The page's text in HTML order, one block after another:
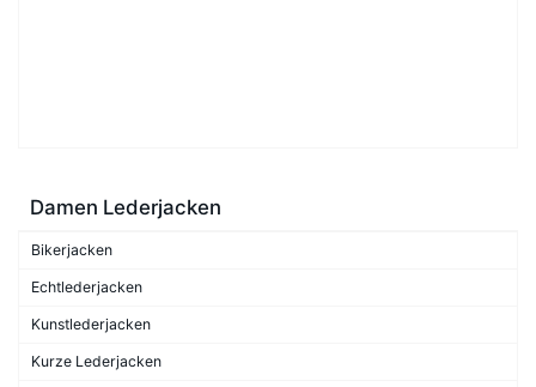
Damen Lederjacken
Bikerjacken
Echtlederjacken
Kunstlederjacken
Kurze Lederjacken